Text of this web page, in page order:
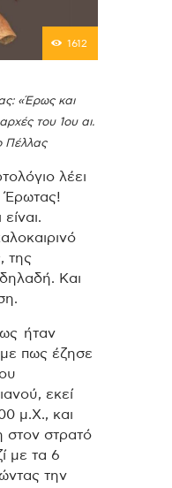
1612
«Έρως και
του 1ου αι.
Πέλλας
λέει
Έρωτας!
της
Kαι
ήταν
πως έζησε
εκεί
μ.Χ., και
στον στρατό
με τα 6
την